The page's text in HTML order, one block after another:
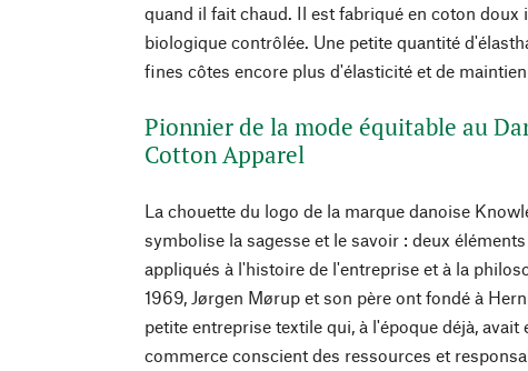
quand il fait chaud. Il est fabriqué en coton doux
biologique contrôlée. Une petite quantité
fines côtes encore plus d'élasticité et de
Pionnier de la mode équitable au
Cotton Apparel
La chouette du logo de la marque danoise
symbolise la sagesse et le savoir : deux
appliqués à l'histoire de l'entreprise et à la
1969, Jørgen Mørup et son père ont fondé à
petite entreprise textile qui, à l'époque déjà, avait
commerce conscient des ressources et